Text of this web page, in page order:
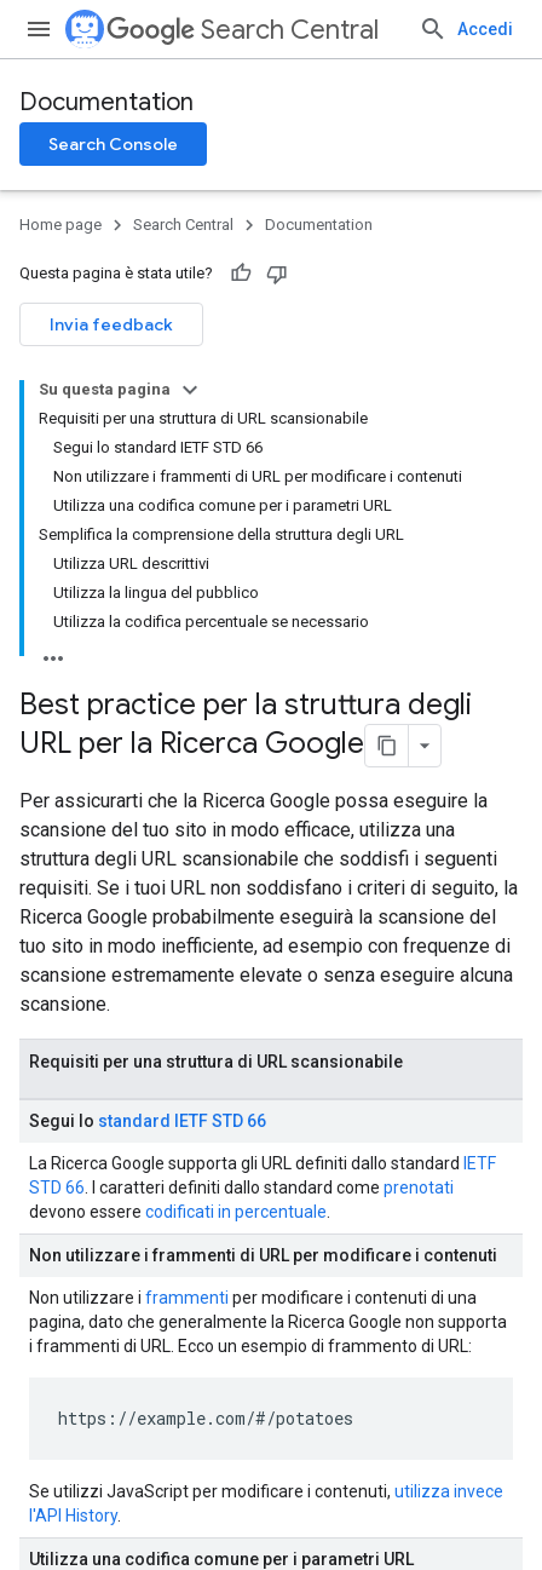
Search Central Accedi
Documentation
Search Console
Home page Search Central Documentation
Questa pagina è stata utile?
Invia feedback
Su questa pagina
Requisiti per una struttura di URL scansionabile
Segui lo standard IETF STD 66
Non utilizzare i frammenti di URL per modificare i contenuti
Utilizza una codifica comune per i parametri URL
Semplifica la comprensione della struttura degli URL
Utilizza URL descrittivi
Utilizza la lingua del pubblico
Utilizza la codifica percentuale se necessario
Best practice per la struttura degli
URL per la Ricerca Google
Per assicurarti che la Ricerca Google possa eseguire la
scansione del tuo sito in modo efficace, utilizza una
struttura degli URL scansionabile che soddisfi i seguenti
requisiti. Se i tuoi URL non soddisfano i criteri di seguito, la
Ricerca Google probabilmente eseguirà la scansione del
tuo sito in modo inefficiente, ad esempio con frequenze di
scansione estremamente elevate o senza eseguire alcuna
scansione.
Requisiti per una struttura di URL scansionabile
Segui lo standard IETF STD 66
La Ricerca Google supporta gli URL definiti dallo standard
IETF
STD 66 . I caratteri definiti dallo standard come prenotati
devono essere codificati in percentuale
Non utilizzare i frammenti di URL per modificare i contenuti
Non utilizzare i frammenti per modificare i contenuti di una
pagina, dato che generalmente la Ricerca Google non supporta
i frammenti di URL. Ecco un esempio di frammento di URL:
https://example.com/#/potatoes
Se utilizzi JavaScript per modificare i contenuti, utilizza invece
l'API History.
Utilizza una codifica comune per i parametri URL